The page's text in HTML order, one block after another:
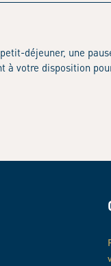
déjeuner, une
à votre disposition